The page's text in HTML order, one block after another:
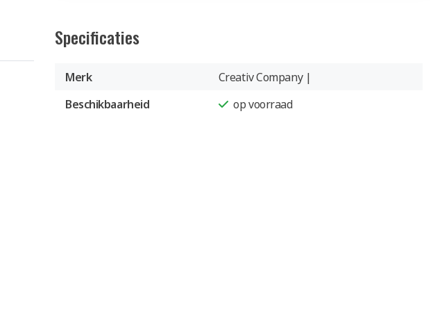
Specificaties
Merk
Creativ Company |
Beschikbaarheid
op voorraad